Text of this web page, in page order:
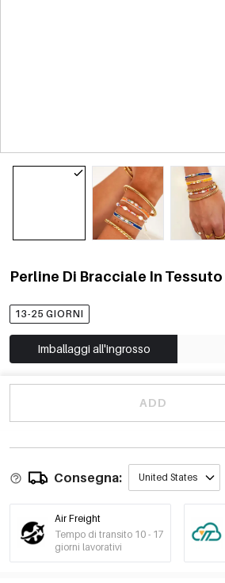
Perline Di Bracciale In Tessuto
13-25 GIORNI
Imballaggi all'ingrosso
ADD
Consegna: United States
Air Freight
Tempo di transito 10 - 17
giorni lavorativi